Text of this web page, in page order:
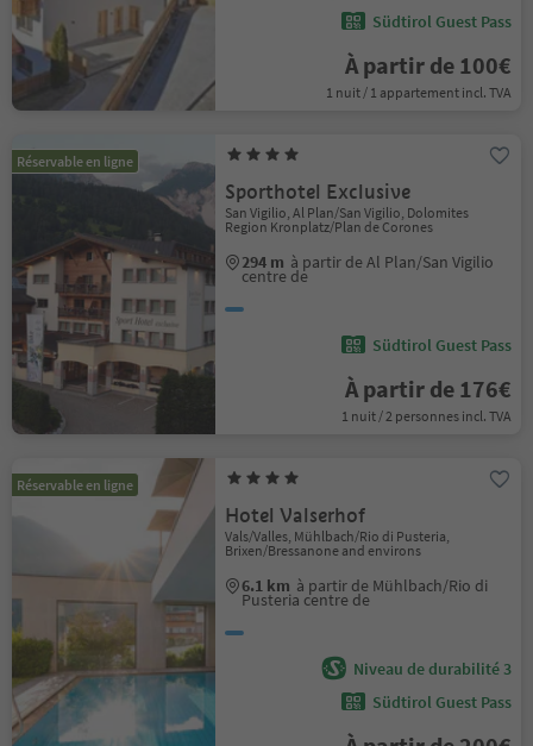
Südtirol Guest Pass
À partir de 100€
1 nuit / 1 appartement incl. TVA
Réservable en ligne
Sporthotel Exclusive
San Vigilio, Al Plan/San Vigilio, Dolomites
Region Kronplatz/Plan de Corones
294 m à partir de Al Plan/San Vigilio
centre de
Südtirol Guest Pass
À partir de 176€
1 nuit / 2 personnes incl. TVA
Réservable en ligne
Hotel Valserhof
Vals/Valles, Mühlbach/Rio di Pusteria,
Brixen/Bressanone and environs
6.1 km à partir de Mühlbach/Rio di
Pusteria centre de
Niveau de durabilité 3
Südtirol Guest Pass